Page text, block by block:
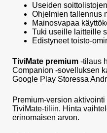
Useiden
Ohjelmien tallennus
Mainosvapaa
Tuki useille laitteille
Edistyneet toisto-
TiviMate premium -tilaus
Companion -sovelluksen
Google Play Storessa
Premium-version
TiviMate-tiliin. Hinta
erinomaisen arvon.